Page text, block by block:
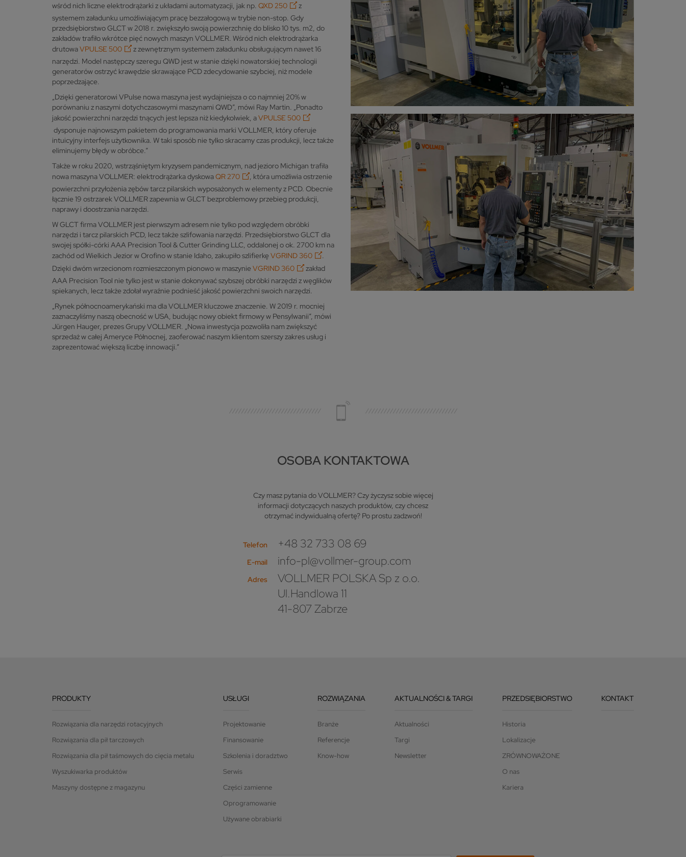
wśród nich liczne elektrodrążarki z układami automatyzacji, jak np. QXD 250
z
systemem załadunku umożliwiającym pracę bezzałogową w trybie non-stop. Gdy
przedsiębiorstwo GLCT w 2018 r. zwiększyło swoją powierzchnię do blisko 10 tys. m2, do
zakładów trafiło wkrótce pięć nowych maszyn VOLLMER. Wśród nich elektrodrążarka
drutowaVPULSE 500
z zewnętrznym systemem załadunku obsługującym nawet 16
narzędzi. Model następczy szeregu QWD jest w stanie dzięki nowatorskiej technologii
generatorów ostrzyć krawędzie skrawające PCD zdecydowanie szybciej, niż modele
poprzedzające.
„Dzięki generatorowi VPulse nowa maszyna jest wydajniejsza o co najmniej 20% w
porównaniu z naszymi dotychczasowymi maszynami QWD”, mówi Ray Martin. „Ponadto
jakość powierzchni narzędzi tnących jest lepsza niż kiedykolwiek, aVPULSE 500
dysponuje najnowszym pakietem do programowania marki VOLLMER, który oferuje
intuicyjny interfejs użytkownika. W taki sposób nie tylko skracamy czas produkcji, lecz także
eliminujemy błędy w obróbce.”
Także w roku 2020, wstrząśniętym kryzysem pandemicznym, nad jezioro Michigan trafiła
nowa maszyna VOLLMER: elektrodrążarka dyskowaQR 270
, która umożliwia ostrzenie
powierzchni przyłożenia zębów tarcz pilarskich wyposażonych w elementy z PCD. Obecnie
łącznie 19 ostrzarek VOLLMER zapewnia w GLCT bezproblemowy przebieg produkcji,
naprawy i doostrzania narzędzi.
W GLCT firma VOLLMER jest pierwszym adresem nie tylko pod względem obróbki
narzędzi i tarcz pilarskich PCD, lecz także szlifowania narzędzi. Przedsiębiorstwo GLCT dla
swojej spółki-córki AAA Precision Tool & Cutter Grinding LLC, oddalonej o ok. 2700 km na
zachód od Wielkich Jezior w Orofino w stanie Idaho, zakupiło szlifierkę VGRIND 360
Dzięki dwóm wrzecionom rozmieszczonym pionowo w maszynie VGRIND 360
zakład
AAA Precision Tool nie tylko jest w stanie dokonywać szybszej obróbki narzędzi z węglików
spiekanych, lecz także zdołał wyraźnie podnieść jakość powierzchni swoich narzędzi.
„Rynek północnoamerykański ma dla VOLLMER kluczowe znaczenie. W 2019 r. mocniej
zaznaczyliśmy naszą obecność w USA, budując nowy obiekt firmowy w Pensylwanii”, mówi
Jürgen Hauger, prezes Grupy VOLLMER. „Nowa inwestycja pozwoliła nam zwiększyć
sprzedaż w całej Ameryce Północnej, zaoferować naszym klientom szerszy zakres usług i
zaprezentować większą liczbę innowacji.”
OSOBA KONTAKTOWA
Czy masz pytania do VOLLMER? Czy życzysz sobie więcej
informacji dotyczących naszych produktów, czy chcesz
otrzymać indywidualną ofertę? Po prostu zadzwoń!
Telefon +48 32 733 08 69
E-mail info-pl@vollmer-group.com
Adres
VOLLMER POLSKA Sp z o.o.
Ul.Handlowa 11
41-807 Zabrze
PRODUKTY
Rozwiązania dla narzędzi rotacyjnych
Rozwiązania dla pił tarczowych
Rozwiązania dla pił taśmowych do cięcia metalu
Wyszukiwarka produktów
Maszyny dostępne z magazynu
USŁUGI
Projektowanie
Finansowanie
Szkolenia i doradztwo
Serwis
Części zamienne
Oprogramowanie
Używane obrabiarki
ROZWIĄZANIA
Branże
Referencje
Know-how
AKTUALNOŚCI & TARGI
Aktualności
Targi
Newsletter
PRZEDSIĘBIORSTWO
Historia
Lokalizacje
ZRÓWNOWAŻONE
O nas
Kariera
KONTAKT